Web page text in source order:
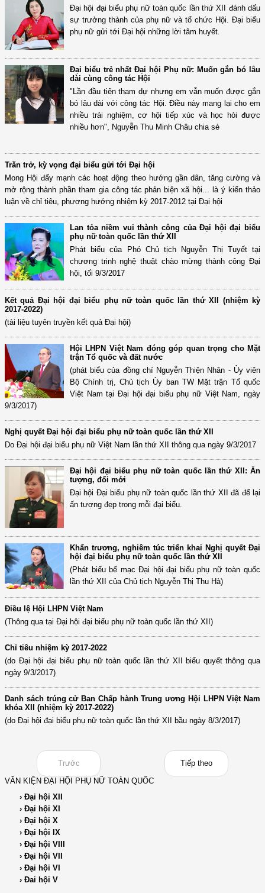
Đại hội đại biểu phụ nữ toàn quốc lần thứ XII đánh dấu
sự trưởng thành của phụ nữ và tổ chức Hội. Đại biểu
phụ nữ gửi tới Đại hội những lời tâm huyết.
Đại biểu trẻ nhất Đại hội Phụ nữ: Muốn gắn bó lâu
dài cùng công tác Hội
"Lần đầu tiên tham dự nhưng em vẫn muốn được gắn
bó lâu dài với công tác Hội. Điều này mang lại cho em
nhiều trải nghiệm, cơ hội tiếp xúc và học hỏi được
nhiều hơn", Nguyễn Thu Minh Châu chia sẻ
Trăn trở, kỳ vọng đại biểu gửi tới Đại hội
Mong Hội đẩy mạnh các hoạt động theo hướng gần dân, tăng cường và
mở rộng thành phần tham gia công tác phản biện xã hội... là ý kiến thảo
luận về chỉ tiêu, phương hướng nhiệm kỳ 2017-2012 tại Đại hội
Lan tỏa niềm vui thành công của Đại hội đại biểu
phụ nữ toàn quốc lần thứ XII
Phát biểu của Phó Chủ tịch Nguyễn Thị Tuyết tại
chương trinh nghệ thuật chào mừng thành công Đại
hội, tối 9/3/2017
Kết quả Đại hội đại biểu phụ nữ toàn quốc lần thứ XII (nhiệm kỳ
2017-2022)
(tài liệu tuyên truyền kết quả Đại hội)
Hội LHPN Việt Nam đóng góp quan trọng cho Mặt
trận Tổ quốc và đất nước
(phát biểu của đồng chí Nguyễn Thiện Nhân - Ủy viên
Bộ Chính trị, Chủ tịch Ủy ban TW Mặt trận Tổ quốc
Việt Nam tại Đại hội đại biểu phụ nữ Việt Nam, ngày
9/3/2017)
Nghị quyết Đại hội đại biểu phụ nữ toàn quốc lần thứ XII
Do Đại hội đại biểu phụ nữ Việt Nam lần thứ XII thông qua ngày 9/3/2017
Đại hội đại biểu phụ nữ toàn quốc lần thứ XII: Ấn
tượng, đổi mới
Đại hội Đại biểu phụ nữ toàn quốc lần thứ XII đã để lại
ấn tượng đẹp trong mỗi đại biểu.
Khẩn trương, nghiêm túc triển khai Nghị quyết Đại
hội đại biểu phụ nữ toàn quốc lần thứ XII
(Phát biểu bế mạc Đại hội đại biểu phụ nữ toàn quốc
lần thứ XII của Chủ tịch Nguyễn Thị Thu Hà)
Điều lệ Hội LHPN Việt Nam
(Thông qua tại Đại hội đại biểu phụ nữ toàn quốc lần thứ XII)
Chỉ tiêu nhiệm kỳ 2017-2022
(do Đại hội đại biểu phụ nữ toàn quốc lần thứ XII biểu quyết thông qua
ngày 9/3/2017)
Danh sách trúng cử Ban Chấp hành Trung ương Hội LHPN Việt Nam
khóa XII (nhiệm kỳ 2017-2022)
(do Đại hội đại biểu phụ nữ toàn quốc lần thứ XII bầu ngày 8/3/2017)
Trước
Tiếp theo
VĂN KIỆN ĐẠI HỘI PHỤ NỮ TOÀN QUỐC
› Đại hội XII
› Đại hội XI
› Đại hội X
› Đại hội IX
› Đại hội VIII
› Đại hội VII
› Đại hội VI
› Đai hội V